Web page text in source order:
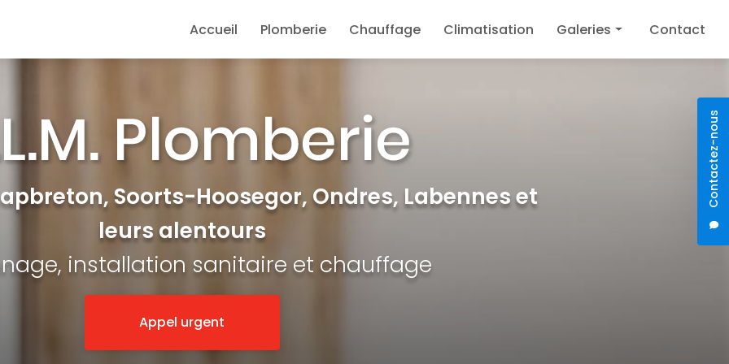
Contactez-nous
Accueil
Plomberie Chauffage Climatisation Galeries Contact
Soorts-Hoosegor, Ondres, Labennes et
leurs alentours
installation sanitaire et chauffage
Appel urgent